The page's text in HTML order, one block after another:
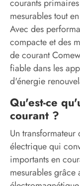
courants
mesurables tout
Avec des
compacte et des
de courant
fiable dans les
d'énergie
Qu'est-ce
courant ?
Un
électrique qui
importants en
mesurables